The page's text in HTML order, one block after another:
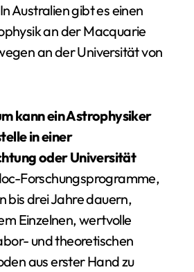
Australien gibt es einen
an der Macquarie
an der Universität von
kann ein Astrophysiker
in einer
oder Universität
Forschungsprogramme,
bis drei Jahre dauern,
Einzelnen, wertvolle
und theoretischen
aus erster Hand zu